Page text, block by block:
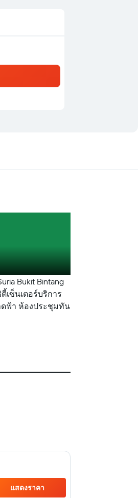
Bukit Bintang
ซ็นเตอร์บริการ
ดฟ้า ห้องประชุมทัน
แสดงราคา